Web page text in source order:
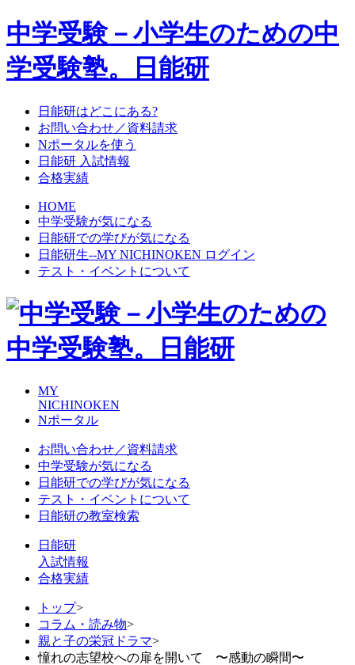
中学受験－小学生のための中
学受験塾。日能研
日能研はどこにある?
お問い合わせ／資料請求
Nポータルを使う
日能研 入試情報
合格実績
HOME
中学受験が気になる
日能研での学びが気になる
日能研生--MY NICHINOKEN ログイン
テスト・イベントについて
MY
NICHINOKEN
Nポータル
お問い合わせ／資料請求
中学受験が気になる
日能研での学びが気になる
テスト・イベントについて
日能研の教室検索
日能研
入試情報
合格実績
トップ>
コラム・読み物>
親と子の栄冠ドラマ>
憧れの志望校への扉を開いて 〜感動の瞬間〜